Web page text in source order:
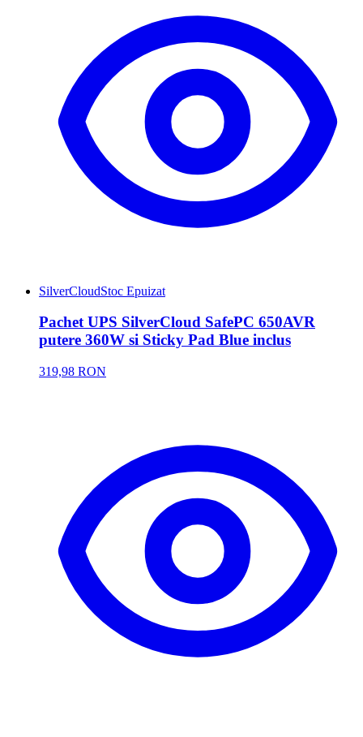
SilverCloudStoc Epuizat
Pachet UPS SilverCloud SafePC 650AVR
putere 360W si Sticky Pad Blue inclus
319,98 RON